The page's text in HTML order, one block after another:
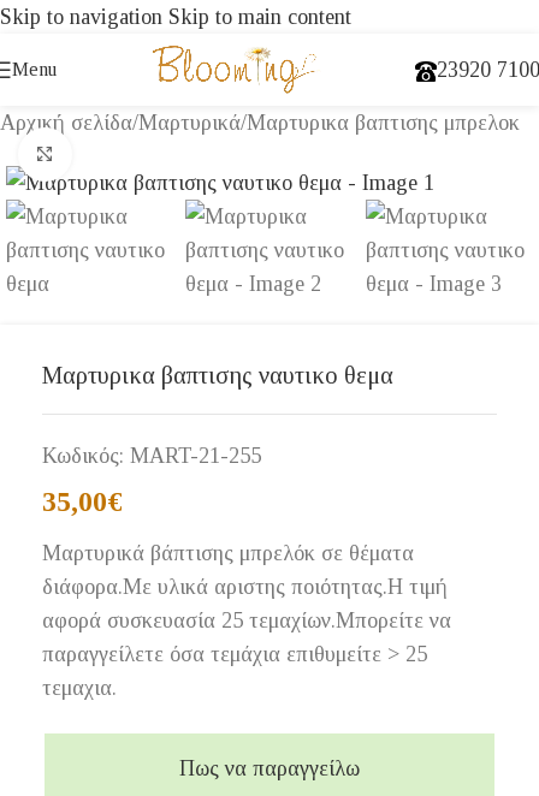
Skip to navigation Skip to main content
Menu 23920
Αρχική σελίδα/Μαρτυρικά/Μαρτυρικα βαπτισης μπρελοκ
Μαρτυρικα βαπτισης ναυτικο θεμα
Κωδικός: MART-21-255
35,00€
Μαρτυρικά βάπτισης μπρελόκ σε θέματα
διάφορα.Με υλικά αριστης ποιότητας.Η τιμή
αφορά συσκευασία 25 τεμαχίων.Μπορείτε να
παραγγείλετε όσα τεμάχια επιθυμείτε > 25
τεμαχια.
Πως να παραγγείλω